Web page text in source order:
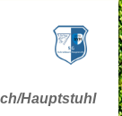
Hauptstuhl